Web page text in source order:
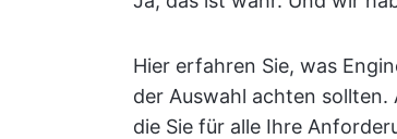
Hier erfahren Sie, was
der Auswahl achten sollten.
die Sie für alle Ihre